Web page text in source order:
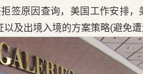
签原因查询，美国工作安排，
及出境入境的方案策略(避免遭